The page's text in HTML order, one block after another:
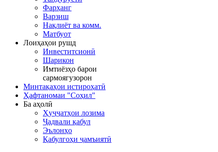
Фарҳанг
Варзиш
Нақлиёт ва комм.
Матбуот
Лоиҳаҳои рушд
Инвеститсионӣ
Шарикон
Имтиёзҳо барои
сармоягузорон
Минтақаҳои истироҳатӣ
Ҳафтаномаи "Соҳил"
Ба аҳолӣ
Ҳуҷҷатҳои лозима
Ҷадвали қабул
Эълонҳо
Қабулгоҳи ҷамъиятӣ